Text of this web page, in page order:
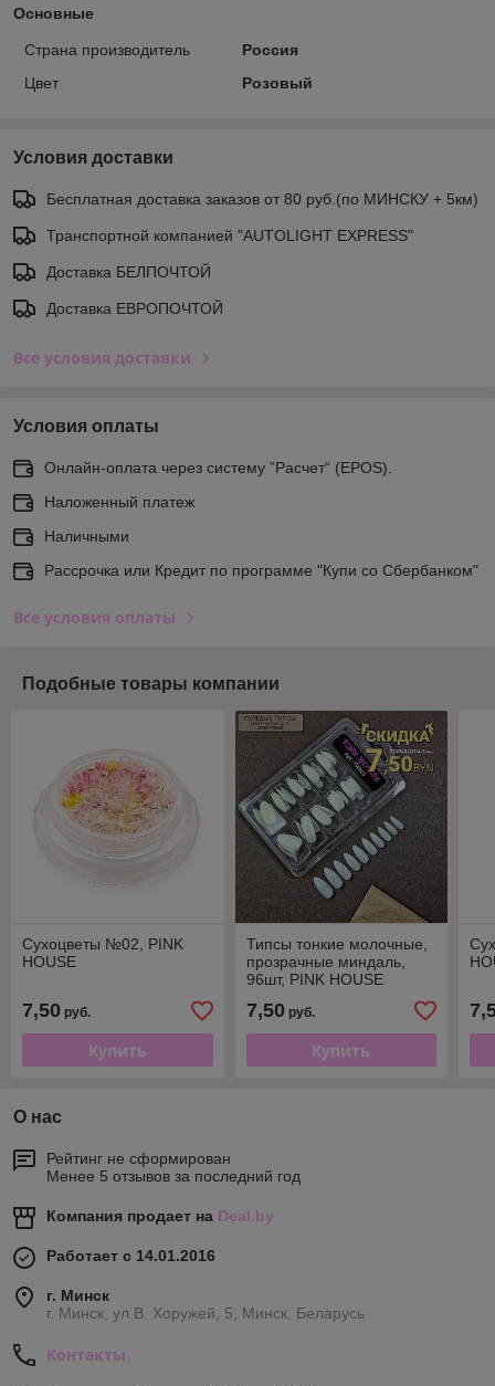
Основные
Страна производитель
Россия
Цвет
Розовый
Условия доставки
Бесплатная доставка заказов от 80 руб.(по МИНСКУ + 5км)
Транспортной компанией "AUTOLIGHT EXPRESS"
Доставка БЕЛПОЧТОЙ
Доставка ЕВРОПОЧТОЙ
Все условия доставки
Условия оплаты
Онлайн-оплата через систему ”Расчет“ (EPOS).
Наложенный платеж
Наличными
Рассрочка или Кредит по программе "Купи со Сбербанком"
Все условия оплаты
Подобные товары компании
Сухоцветы №02, PINK
HOUSE
7,50 руб.
Купить
Типсы тонкие молочные,
прозрачные миндаль,
96шт, PINK HOUSE
7,50руб.
Купить
О нас
Рейтинг не сформирован
Менее 5 отзывов за последний год
Компания продает на Deal.by
Работает с 14.01.2016
г. Минск
г. Минск, ул.В. Хоружей, 5, Минск, Беларусь
Контакты